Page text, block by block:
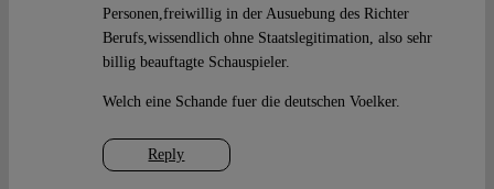
Reply
Personen,freiwillig in der Ausuebung des Richter
Berufs,wissendlich ohne Staatslegitimation, also sehr
billig beauftagte Schauspieler.
Welch eine Schande fuer die deutschen Voelker.